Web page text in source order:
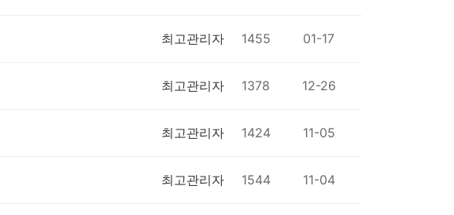
최고관리자 1455 01-17
최고관리자 1378 12-26
최고관리자 1424 11-05
최고관리자 1544 11-04